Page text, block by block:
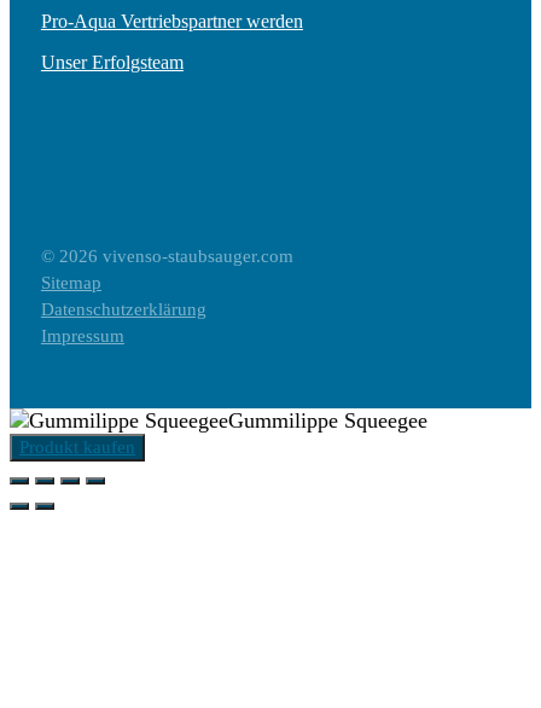
Pro-Aqua Vertriebspartner werden
Unser Erfolgsteam
© 2026 vivenso-staubsauger.com
Sitemap
Datenschutzerklärung
Impressum
Gummilippe Squeegee
Produkt kaufen